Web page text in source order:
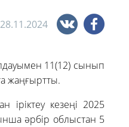
28.11.2024
11(12) сынып
жаңғыртты.
іріктеу кезеңі 2025
әрбір облыстан 5